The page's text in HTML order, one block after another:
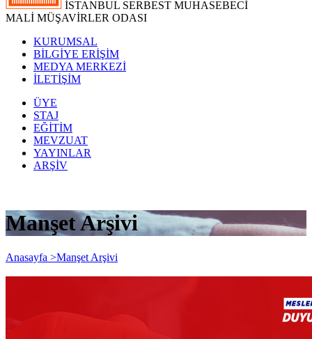
İSTANBUL SERBEST MUHASEBECİ
MALİ MÜŞAVİRLER ODASI
KURUMSAL
BİLGİYE ERİŞİM
MEDYA MERKEZİ
İLETİŞİM
ÜYE
STAJ
EĞİTİM
MEVZUAT
YAYINLAR
ARŞİV
Manşet Arşivi
Anasayfa >Manşet Arşivi